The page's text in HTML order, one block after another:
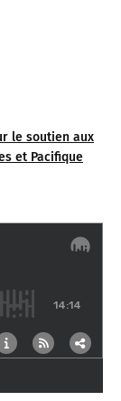
le soutien aux
et Pacifique